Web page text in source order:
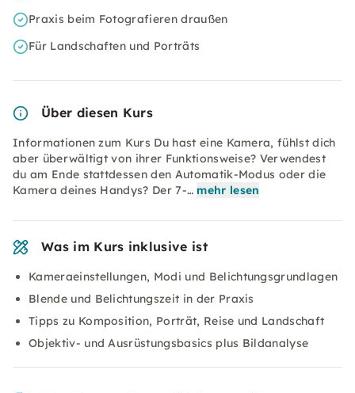
Praxis beim Fotografieren draußen
Für Landschaften und Porträts
Über diesen Kurs
Informationen zum Kurs Du hast eine Kamera, fühlst dich
aber überwältigt von ihrer Funktionsweise? Verwendest
du am Ende stattdessen den Automatik-Modus oder die
Kamera deines Handys? Der 7-… mehr lesen
Was im Kurs inklusive ist
Kameraeinstellungen, Modi und Belichtungsgrundlagen
Blende und Belichtungszeit in der Praxis
Tipps zu Komposition, Porträt, Reise und Landschaft
Objektiv- und Ausrüstungsbasics plus Bildanalyse